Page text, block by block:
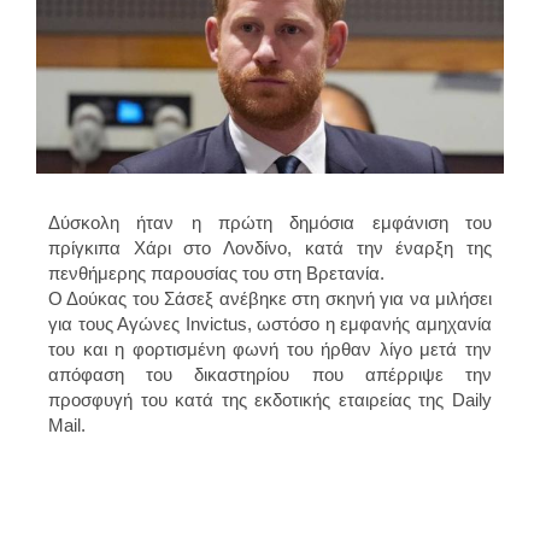
Δύσκολη ήταν η πρώτη δημόσια εμφάνιση του
πρίγκιπα Χάρι στο Λονδίνο, κατά την έναρξη της
πενθήμερης παρουσίας του στη Βρετανία.
Ο Δούκας του Σάσεξ ανέβηκε στη σκηνή για να μιλήσει
για τους Αγώνες Invictus, ωστόσο η εμφανής αμηχανία
του και η φορτισμένη φωνή του ήρθαν λίγο μετά την
απόφαση του δικαστηρίου που απέρριψε την
προσφυγή του κατά της εκδοτικής εταιρείας της Daily
Mail.